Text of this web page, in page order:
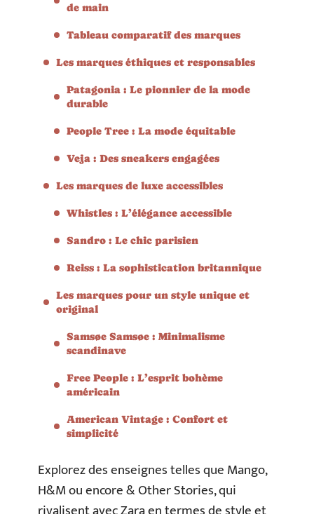
de main
Tableau comparatif des marques
Les marques éthiques et responsables
Patagonia : Le pionnier de la mode
durable
People Tree : La mode équitable
Veja : Des sneakers engagées
Les marques de luxe accessibles
Whistles : L’élégance accessible
Sandro : Le chic parisien
Reiss : La sophistication britannique
Les marques pour un style unique et
original
Samsøe Samsøe : Minimalisme
scandinave
Free People : L’esprit bohème
américain
American Vintage : Confort et
simplicité
Explorez des enseignes telles que Mango,
H&M ou encore & Other Stories, qui